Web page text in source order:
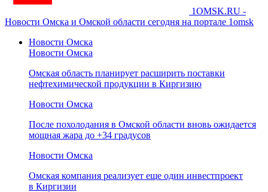
1OMSK.RU -
Новости Омска и Омской области сегодня на портале 1omsk
Новости Омска
Новости Омска
Омская область планирует расширить поставки
нефтехимической продукции в Киргизию
Новости Омска
После похолодания в Омской области вновь ожидается
мощная жара до +34 градусов
Новости Омска
Омская компания реализует еще один инвестпроект
в Киргизии